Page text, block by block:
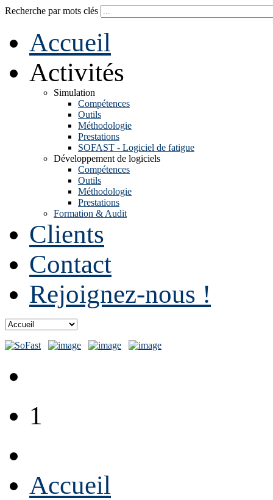
Recherche par mots clés
Accueil
Activités
Simulation
Compétences
Outils
Méthodologie
Prestations
SOFAST - Logiciel de fatigue
Développement de logiciels
Compétences
Outils
Méthodologie
Prestations
Formation & Audit
Clients
Contact
Rejoignez-nous !
1
Accueil